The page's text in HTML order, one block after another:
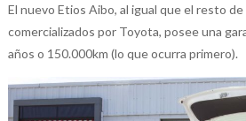
El nuevo Etios Aibo, al igual que el resto
comercializados por Toyota, posee una
años o 150.000km (lo que ocurra primero).